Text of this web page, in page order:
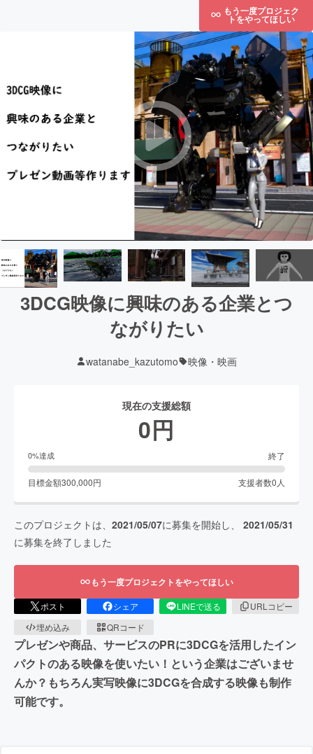
もう一度プロジェク
トをやってほしい
3DCG映像に興味のある企業とつ
ながりたい
watanabe_kazutomo 映像・映画
現在の支援総額
0円
0%達成 終了
目標金額300,000円 支援者数0 人
このプロジェクトは、 2021/05/07に募集を開始し、 2021/05/31
に募集を終了しました
もう一度プロジェクトをやってほしい
ポスト シェア LINEで送る
URLコピー
埋め込み
QRコード
プレゼンや商品、サービスのPRに3DCGを活用したイン
パクトのある映像を使いたい！という企業はございませ
んか？もちろん実写映像に3DCGを合成する映像も制作
可能です。